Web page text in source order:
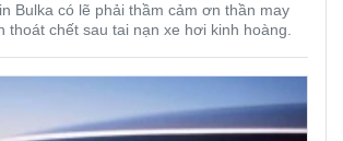
Bulka có lẽ phải thầm cảm ơn thần may
thoát chết sau tai nạn xe hơi kinh hoàng.